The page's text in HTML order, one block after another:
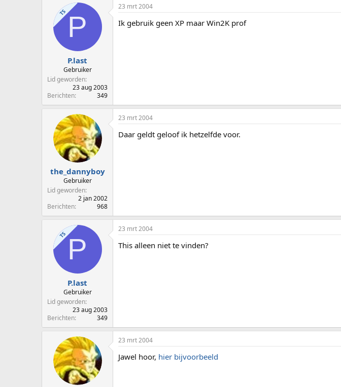
TS P
P.last
Gebruiker
Lid geworden
23 aug 2003
Berichten
349
23 mrt 2004
Ik gebruik geen XP maar Win2K prof
the_dannyboy
Gebruiker
Lid geworden
2 jan 2002
Berichten
968
23 mrt 2004
Daar geldt geloof ik hetzelfde voor.
TS P
P.last
Gebruiker
Lid geworden
23 aug 2003
Berichten
349
23 mrt 2004
This alleen niet te vinden?
23 mrt 2004
Jawel hoor, hier bijvoorbeeld